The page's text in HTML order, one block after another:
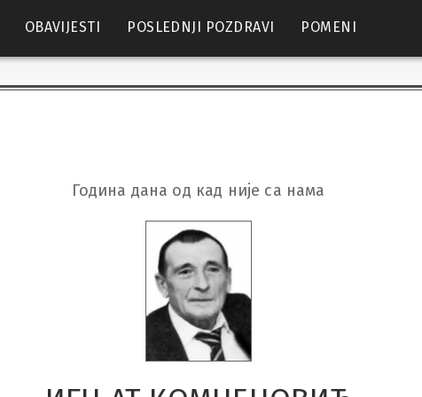
OBAVIJESTI POSLEDNJI POZDRAVI POMENI
Година дана од кад није са нама